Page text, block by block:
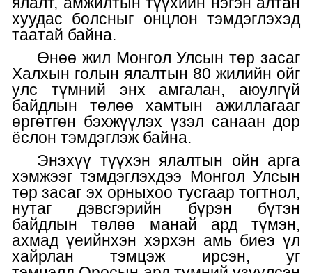
хуудас болсныг онцлон тэмдэглэхэд
таатай байна.
Өнөө жил Монгол Улсын төр засаг
Халхын голын ялалтын 80 жилийн ойг
улс түмний энх амгалан, аюулгүй
байдлын төлөө хамтын ажиллагааг
өргөтгөн бэхжүүлэх үзэл санаан дор
ёслон тэмдэглэж байна.
Энэхүү түүхэн ялалтын ойн арга
хэмжээг тэмдэглэхдээ Монгол Улсын
төр засаг эх орныхоо тусгаар тогтнол,
нутаг дэвсгэрийн бүрэн бүтэн
байдлын төлөө манай ард түмэн,
ахмад үеийнхэн хэрхэн амь биеэ үл
хайрлан тэмцэж ирсэн, уг